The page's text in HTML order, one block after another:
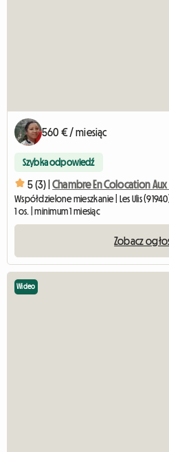
560 € / miesiąc
Szybka odpowiedź
5 (3) | Chambre En Colocation Aux
Współdzielone mieszkanie | Les Ulis
1 os. | minimum 1 miesiąc
Zobacz
Wideo